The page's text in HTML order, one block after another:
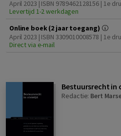
April 2023 | ISBN 9789462128156 | 1e
Levertijd 1-2 werkdagen
Online boek (2 jaar toegang)
April 2023 | ISBN 3309010008578 | 1e
Direct via e-mail
Bestuursrecht in
Redactie: Bert